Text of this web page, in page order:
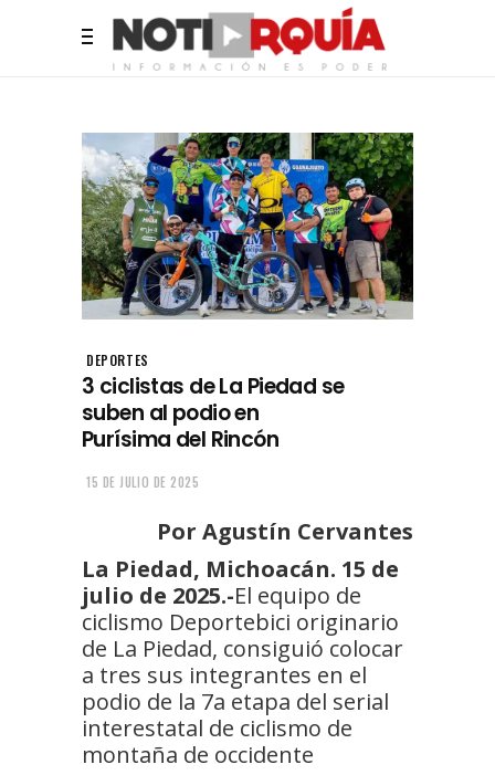
DEPORTES
3 ciclistas de La Piedad se
suben al podio en
Purísima del Rincón
15 DE JULIO DE 2025
Por Agustín Cervantes
La Piedad, Michoacán. 15 de
julio de 2025.-El equipo de
ciclismo Deportebici originario
de La Piedad, consiguió colocar
a tres sus integrantes en el
podio de la 7a etapa del serial
interestatal de ciclismo de
montaña de occidente